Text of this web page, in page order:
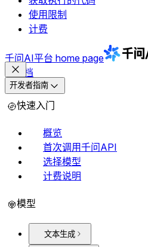
使用限制
计费
千问AI平台 home page
文档
开发者指南
快速入门
概览
首次调用千问API
选择模型
计费说明
模型
文本生成